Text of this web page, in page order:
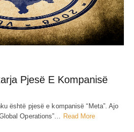
Pjesë E Kompanisë
është pjesë e kompanisë “Meta”. Ajo
Operations”… Read More